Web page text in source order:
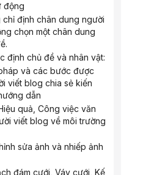
động
chọn một chân dung
định chủ đề và nhân vật:
viết blog chia sẻ kiến
dẫn
viết blog về môi trường